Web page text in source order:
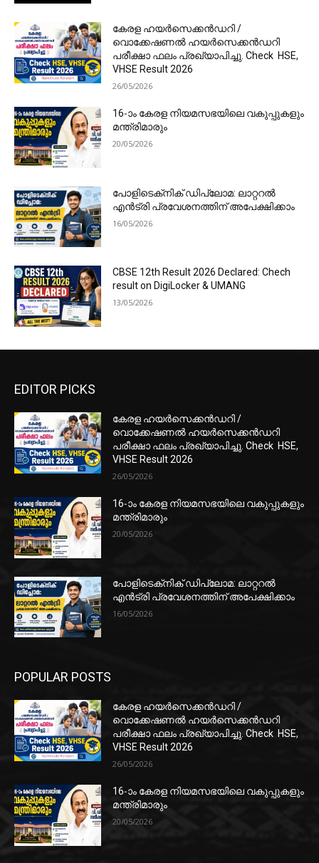
കേരള ഹയർസെക്കൻഡറി /
വൊക്കേഷണൽ ഹയർസെക്കൻഡറി
പരീക്ഷാ ഫലം പ്രഖ്യാപിച്ചു. Check HSE,
VHSE Result 2026
26/05/2026
16-ാം കേരള നിയമസഭയിലെ വകുപ്പുകളും
മന്ത്രിമാരും
20/05/2026
പോളിടെക്‌നിക് ഡിപ്ലോമ: ലാറ്ററൽ
എൻട്രി പ്രവേശനത്തിന് അപേക്ഷിക്കാം
16/05/2026
CBSE 12th Result 2026 Declared: Chech
result on DigiLocker & UMANG
13/05/2026
EDITOR PICKS
കേരള ഹയർസെക്കൻഡറി /
വൊക്കേഷണൽ ഹയർസെക്കൻഡറി
പരീക്ഷാ ഫലം പ്രഖ്യാപിച്ചു. Check HSE,
VHSE Result 2026
26/05/2026
16-ാം കേരള നിയമസഭയിലെ വകുപ്പുകളും
മന്ത്രിമാരും
20/05/2026
പോളിടെക്‌നിക് ഡിപ്ലോമ: ലാറ്ററൽ
എൻട്രി പ്രവേശനത്തിന് അപേക്ഷിക്കാം
16/05/2026
POPULAR POSTS
കേരള ഹയർസെക്കൻഡറി /
വൊക്കേഷണൽ ഹയർസെക്കൻഡറി
പരീക്ഷാ ഫലം പ്രഖ്യാപിച്ചു. Check HSE,
VHSE Result 2026
26/05/2026
16-ാം കേരള നിയമസഭയിലെ വകുപ്പുകളും
മന്ത്രിമാരും
20/05/2026